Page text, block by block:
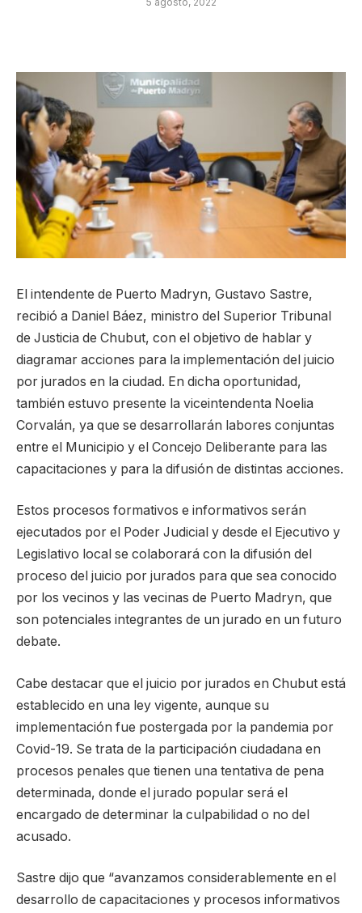
El intendente de Puerto Madryn, Gustavo Sastre,
recibió a Daniel Báez, ministro del Superior Tribunal
de Justicia de Chubut, con el objetivo de hablar y
diagramar acciones para la implementación del juicio
por jurados en la ciudad. En dicha oportunidad,
también estuvo presente la viceintendenta Noelia
Corvalán, ya que se desarrollarán labores conjuntas
entre el Municipio y el Concejo Deliberante para las
capacitaciones y para la difusión de distintas acciones.
Estos procesos formativos e informativos serán
ejecutados por el Poder Judicial y desde el Ejecutivo y
Legislativo local se colaborará con la difusión del
proceso del juicio por jurados para que sea conocido
por los vecinos y las vecinas de Puerto Madryn, que
son potenciales integrantes de un jurado en un futuro
debate.
Cabe destacar que el juicio por jurados en Chubut está
establecido en una ley vigente, aunque su
implementación fue postergada por la pandemia por
Covid-19. Se trata de la participación ciudadana en
procesos penales que tienen una tentativa de pena
determinada, donde el jurado popular será el
encargado de determinar la culpabilidad o no del
acusado.
Sastre dijo que “avanzamos considerablemente en el
desarrollo de capacitaciones y procesos informativos